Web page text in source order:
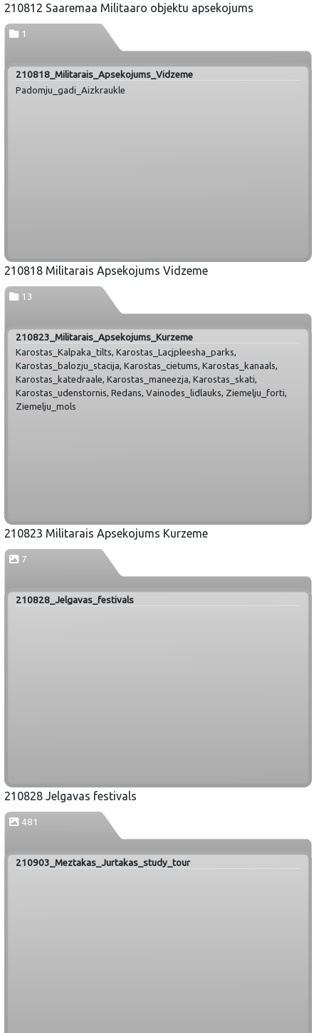
210812 Saaremaa Militaaro objektu apsekojums
1
210818_Militarais_Apsekojums_Vidzeme
Padomju_gadi_Aizkraukle
210818 Militarais Apsekojums Vidzeme
13
210823_Militarais_Apsekojums_Kurzeme
Karostas_Kalpaka_tilts, Karostas_Lacjpleesha_parks,
Karostas_balozju_stacija, Karostas_cietums, Karostas_kanaals,
Karostas_katedraale, Karostas_maneezja, Karostas_skati,
Karostas_udenstornis, Redans, Vainodes_lidlauks, Ziemelju_forti,
Ziemelju_mols
210823 Militarais Apsekojums Kurzeme
7
210828_Jelgavas_festivals
210828 Jelgavas festivals
481
210903_Meztakas_Jurtakas_study_tour